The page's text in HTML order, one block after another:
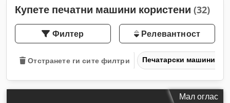
Купете печатни машини користени (32)
Филтер Релевантност
Отстранете ги сите филтри Печатарски машини и
Мал оглас